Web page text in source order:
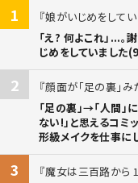
1
娘がいじめをして
「え? 何よこれ」...
じめをしていました
2
顔面が「足の裏」
「足の裏」→「人間」
ない!」と思えるコミ
形級メイクを仕事に
3
魔女は三百路から 1